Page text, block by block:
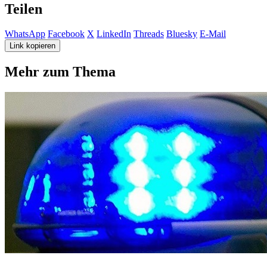
Teilen
WhatsApp Facebook X LinkedIn Threads Bluesky E-Mail
Link kopieren
Mehr zum Thema